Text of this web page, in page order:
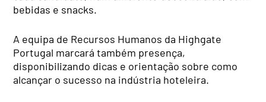
bebidas e snacks.
A equipa de Recursos Humanos da Highgate
Portugal marcará também presença,
disponibilizando dicas e orientação sobre como
alcançar o sucesso na indústria hoteleira.